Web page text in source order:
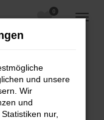
0
und unsere
Wir
und
nur,